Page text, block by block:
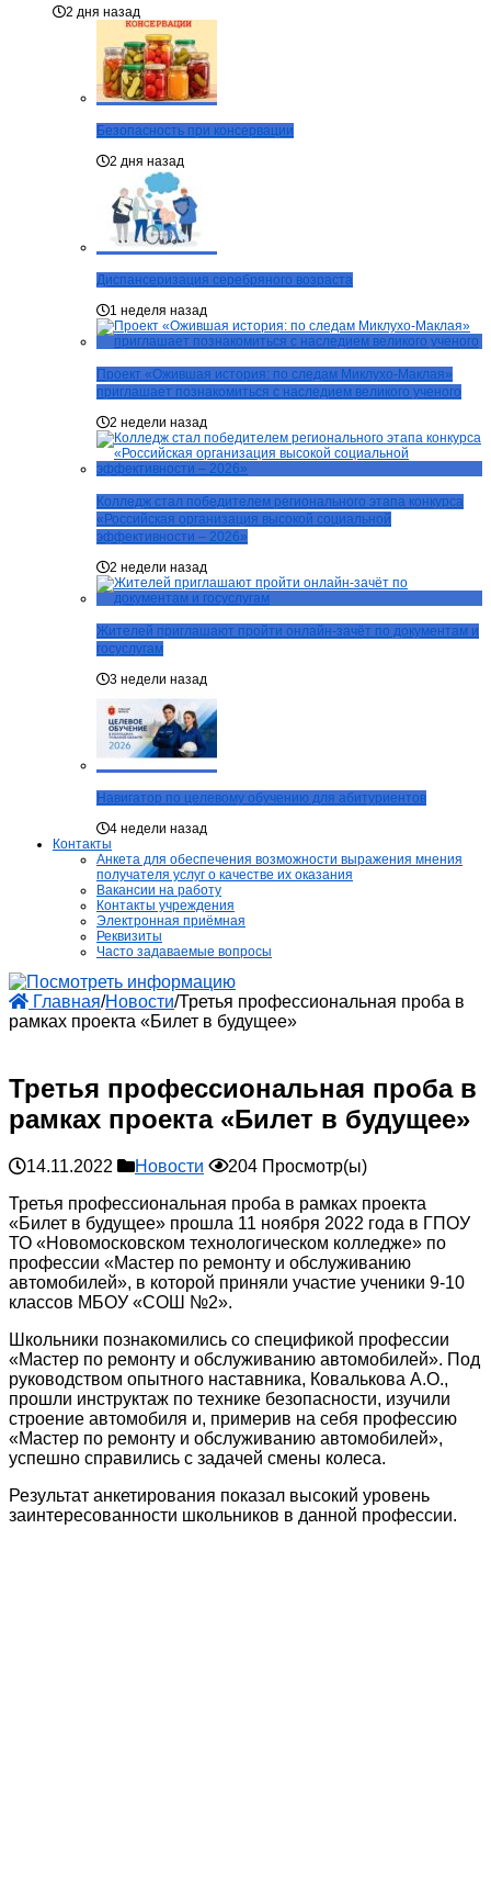
2 дня назад
Безопасность при консервации
2 дня назад
Диспансеризация серебряного возраста
1 неделя назад
Проект «Ожившая история: по следам Миклухо-Маклая»
приглашает познакомиться с наследием великого ученого
2 недели назад
Колледж стал победителем регионального этапа конкурса
«Российская организация высокой социальной
эффективности – 2026»
2 недели назад
Жителей приглашают пройти онлайн-зачёт по документам и
госуслугам
3 недели назад
Навигатор по целевому обучению для абитуриентов
4 недели назад
Контакты
Анкета для обеспечения возможности выражения мнения
получателя услуг о качестве их оказания
Вакансии на работу
Контакты учреждения
Электронная приёмная
Реквизиты
Часто задаваемые вопросы
Главная/Новости/Третья профессиональная проба в
рамках проекта «Билет в будущее»
Третья профессиональная проба в
рамках проекта «Билет в будущее»
14.11.2022 Новости
204 Просмотр(ы)
Третья профессиональная проба в рамках проекта
«Билет в будущее» прошла 11 ноября 2022 года в ГПОУ
ТО «Новомосковском технологическом колледже» по
профессии «Мастер по ремонту и обслуживанию
автомобилей», в которой приняли участие ученики 9-10
классов МБОУ «СОШ №2».
Школьники познакомились со спецификой профессии
«Мастер по ремонту и обслуживанию автомобилей». Под
руководством опытного наставника, Ковалькова А.О.,
прошли инструктаж по технике безопасности, изучили
строение автомобиля и, примерив на себя профессию
«Мастер по ремонту и обслуживанию автомобилей»,
успешно справились с задачей смены колеса.
Результат анкетирования показал высокий уровень
заинтересованности школьников в данной профессии.